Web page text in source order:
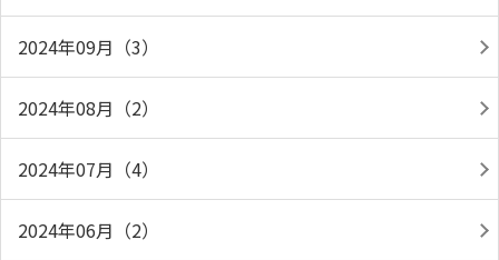
2024年09月（3）
2024年08月（2）
2024年07月（4）
2024年06月（2）